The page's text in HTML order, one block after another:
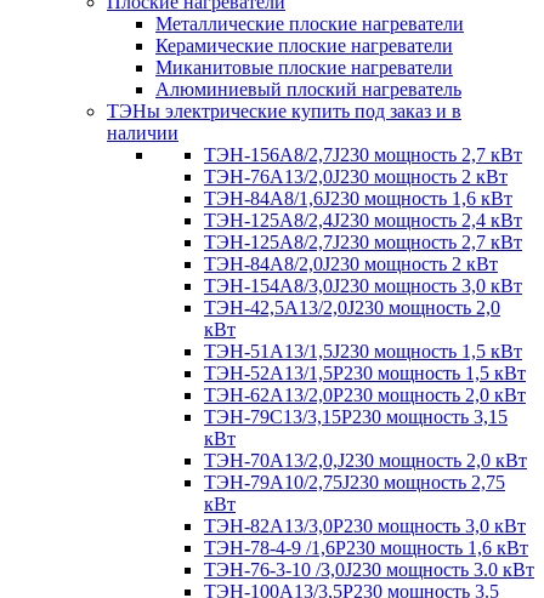
Металлические плоские нагреватели
Керамические плоские нагреватели
Миканитовые плоские нагреватели
Алюминиевый плоский нагреватель
ТЭНы электрические купить под заказ и в
наличии
ТЭН-156А8/2,7J230 мощность 2,7 кВт
ТЭН-76А13/2,0J230 мощность 2 кВт
ТЭН-84А8/1,6J230 мощность 1,6 кВт
ТЭН-125А8/2,4J230 мощность 2,4 кВт
ТЭН-125А8/2,7J230 мощность 2,7 кВт
ТЭН-84А8/2,0J230 мощность 2 кВт
ТЭН-154А8/3,0J230 мощность 3,0 кВт
ТЭН-42,5А13/2,0J230 мощность 2,0
кВт
ТЭН-51А13/1,5J230 мощность 1,5 кВт
ТЭН-52А13/1,5Р230 мощность 1,5 кВт
ТЭН-62А13/2,0Р230 мощность 2,0 кВт
ТЭН-79С13/3,15Р230 мощность 3,15
кВт
ТЭН-70А13/2,0,J230 мощность 2,0 кВт
ТЭН-79А10/2,75J230 мощность 2,75
кВт
ТЭН-82А13/3,0Р230 мощность 3,0 кВт
ТЭН-78-4-9 /1,6P230 мощность 1,6 кВт
ТЭН-76-3-10 /3,0J230 мощность 3.0 кВт
ТЭН-100А13/3,5Р230 мощность 3.5